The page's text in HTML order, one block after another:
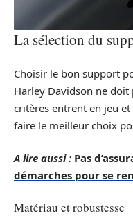
La sélection du
Choisir le bon support
Harley Davidson ne doit
critères entrent en jeu
faire le meilleur choix
A lire aussi : Pas
démarches pour se
Matériau et robustesse